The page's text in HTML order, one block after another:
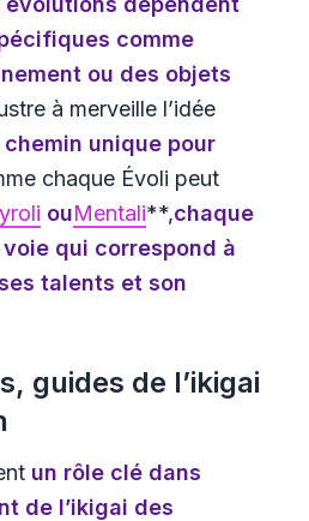
comme
ou des objets
à merveille l’idée
chemin unique pour
chaque Évoli peut
ouMentali**,chaque
qui correspond à
talents et son
guides de l’ikigai
un rôle clé dans
de l’ikigai des